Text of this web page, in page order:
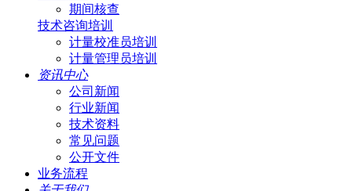
期间核查
技术咨询培训
计量校准员培训
计量管理员培训
资讯中心
公司新闻
行业新闻
技术资料
常见问题
公开文件
业务流程